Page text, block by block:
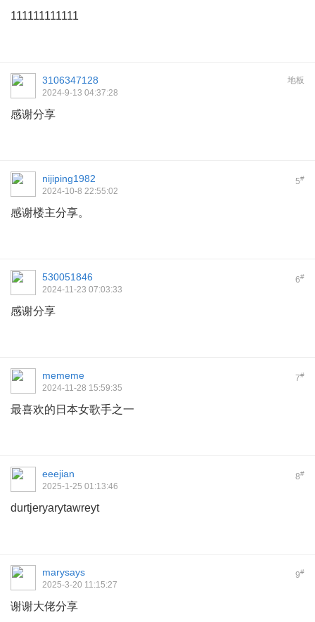
111111111111
地板
3106347128
2024-9-13 04:37:28
感谢分享
5#
nijiping1982
2024-10-8 22:55:02
感谢楼主分享。
6#
530051846
2024-11-23 07:03:33
感谢分享
7#
mememe
2024-11-28 15:59:35
最喜欢的日本女歌手之一
8#
eeejian
2025-1-25 01:13:46
durtjeryarytawreyt
9#
marysays
2025-3-20 11:15:27
谢谢大佬分享